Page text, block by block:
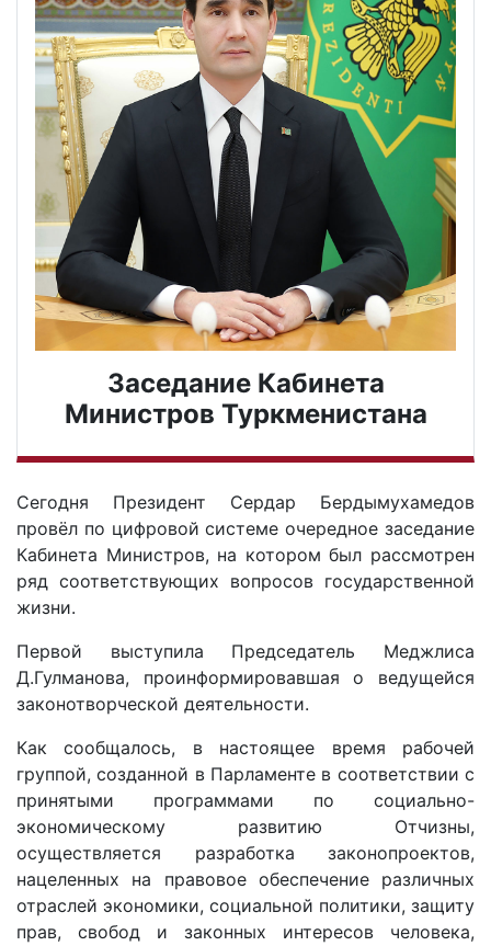
Заседание Кабинета
Министров Туркменистана
Сегодня Президент Сердар Бердымухамедов
провёл по цифровой системе очередное заседание
Кабинета Министров, на котором был рассмотрен
ряд соответствующих вопросов государственной
жизни.
Первой выступила Председатель Меджлиса
Д.Гулманова, проинформировавшая о ведущейся
законотворческой деятельности.
Как сообщалось, в настоящее время рабочей
группой, созданной в Парламенте в соответствии с
принятыми программами по социально-
экономическому развитию Отчизны,
осуществляется разработка законопроектов,
нацеленных на правовое обеспечение различных
отраслей экономики, социальной политики, защиту
прав, свобод и законных интересов человека,